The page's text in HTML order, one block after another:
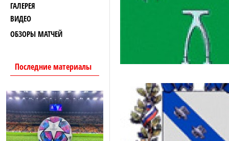
ГАЛЕРЕЯ
ВИДЕО
ОБЗОРЫ МАТЧЕЙ
Последние материалы